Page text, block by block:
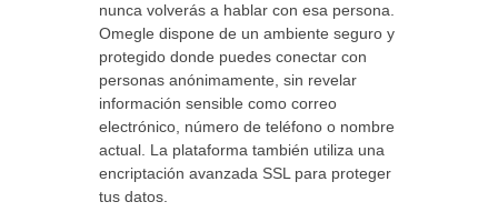
nunca volverás a hablar con esa persona.
Omegle dispone de un ambiente seguro y
protegido donde puedes conectar con
personas anónimamente, sin revelar
información sensible como correo
electrónico, número de teléfono o nombre
actual. La plataforma también utiliza una
encriptación avanzada SSL para proteger
tus datos.